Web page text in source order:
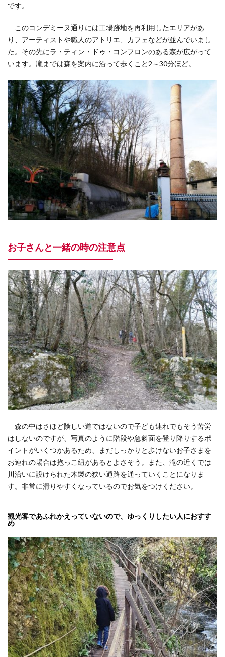
です。
このコンデミーヌ通りには工場跡地を再利用したエリアがあ
り、アーティストや職人のアトリエ、カフェなどが並んでいまし
た。その先にラ・ティン・ドゥ・コンフロンのある森が広がって
います。滝までは森を案内に沿って歩くこと2～30分ほど。
お子さんと一緒の時の注意点
森の中はさほど険しい道ではないので子ども連れでもそう苦労
はしないのですが、写真のように階段や急斜面を登り降りするポ
イントがいくつかあるため、まだしっかりと歩けないお子さまを
お連れの場合は抱っこ紐があるとよさそう。また、滝の近くでは
川沿いに設けられた木製の狭い通路を通っていくことになりま
す。非常に滑りやすくなっているのでお気をつけください。
観光客であふれかえっていないので、ゆっくりしたい人におすす
め